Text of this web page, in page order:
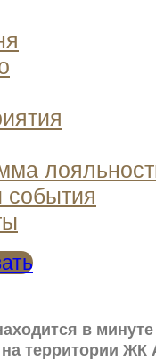
события
в минуте
на территории ЖК